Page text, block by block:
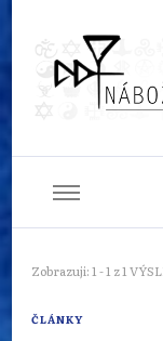
Zobrazuji: 1 - 1 z 1
ČLÁNKY